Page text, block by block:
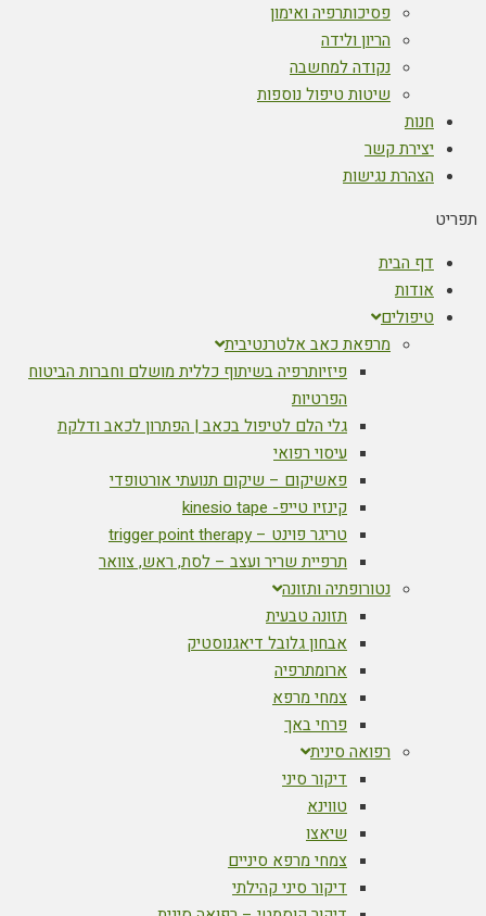
פסיכותרפיה ואימון
הריון ולידה
נקודה למחשבה
שיטות טיפול נוספות
חנות
יצירת קשר
הצהרת נגישות
תפריט
דף הבית
אודות
טיפולים
מרפאת כאב אלטרנטיבית
פיזיותרפיה בשיתוף כללית מושלם וחברות הביטוח
הפרטיות
גלי הלם לטיפול בכאב | הפתרון לכאב ודלקת
עיסוי רפואי
פאשיקום – שיקום תנועתי אורטופדי
קינזיו טייפ- kinesio tape
טריגר פוינט – trigger point therapy
תרפיית שריר ועצב – לסת, ראש, צוואר
נטורופתיה ותזונה
תזונה טבעית
אבחון גלובל דיאגנוסטיק
ארומתרפיה
צמחי מרפא
פרחי באך
רפואה סינית
דיקור סיני
טווינא
שיאצו
צמחי מרפא סיניים
דיקור סיני קהילתי